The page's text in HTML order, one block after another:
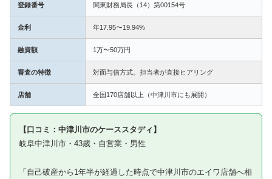
登録番号 関東財務局長（14）第00154号
金利 年17.95〜19.94%
融資額 1万〜50万円
審査の特徴 対面与信方式。担当者が直接ヒアリング
店舗 全国170店舗以上（中津川市にも展開）
【口コミ：中津川市のケーススタディ】
岐阜中津川市・43歳・自営業・男性
「自己破産から1年半が経過した時点で中津川市のエイワ店舗へ相